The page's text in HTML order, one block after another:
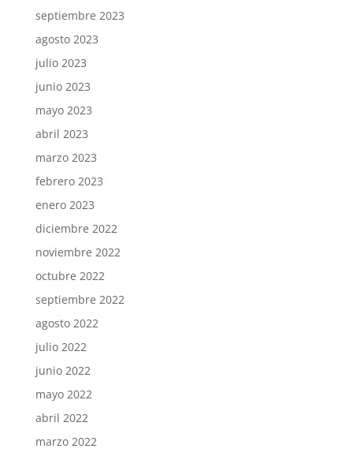
septiembre 2023
agosto 2023
julio 2023
junio 2023
mayo 2023
abril 2023
marzo 2023
febrero 2023
enero 2023
diciembre 2022
noviembre 2022
octubre 2022
septiembre 2022
agosto 2022
julio 2022
junio 2022
mayo 2022
abril 2022
marzo 2022